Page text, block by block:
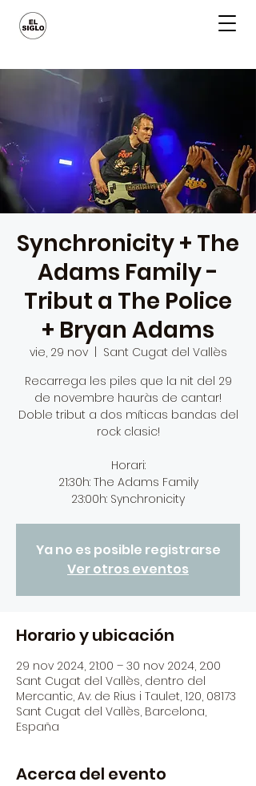
Synchronicity + The
Adams Family -
Tribut a The Police
+ Bryan Adams
vie, 29 nov
  |
Sant Cugat del Vallès
Recarrega les piles que la nit del 29
de novembre hauràs de cantar!
Doble tribut a dos míticas bandas del
rock clasic!
Horari:
21:30h: The Adams Family
23:00h: Synchronicity
Ya no es posible registrarse
Ver otros eventos
Horario y ubicación
29 nov 2024, 21:00 – 30 nov 2024, 2:00
Sant Cugat del Vallès, dentro del
Mercantic, Av. de Rius i Taulet, 120, 08173
Sant Cugat del Vallès, Barcelona,
España
Acerca del evento